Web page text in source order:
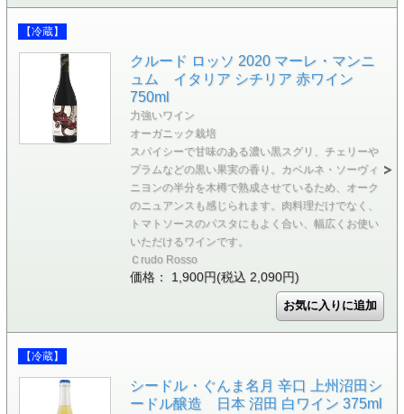
【冷蔵】
クルード ロッソ 2020 マーレ・マンニ
ュム イタリア シチリア 赤ワイン
750ml
力強いワイン
オーガニック栽培
スパイシーで甘味のある濃い黒スグリ、チェリーや
プラムなどの黒い果実の香り。カベルネ・ソーヴィ
ニヨンの半分を木樽で熟成させているため、オーク
のニュアンスも感じられます。肉料理だけでなく、
トマトソースのパスタにもよく合い、幅広くお使い
いただけるワインです。
Ｃrudo Rosso
価格： 1,900円(税込 2,090円)
【冷蔵】
シードル・ぐんま名月 辛口 上州沼田シ
ードル醸造 日本 沼田 白ワイン 375ml